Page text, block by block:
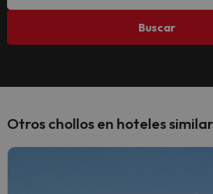
Buscar
Otros chollos en hoteles